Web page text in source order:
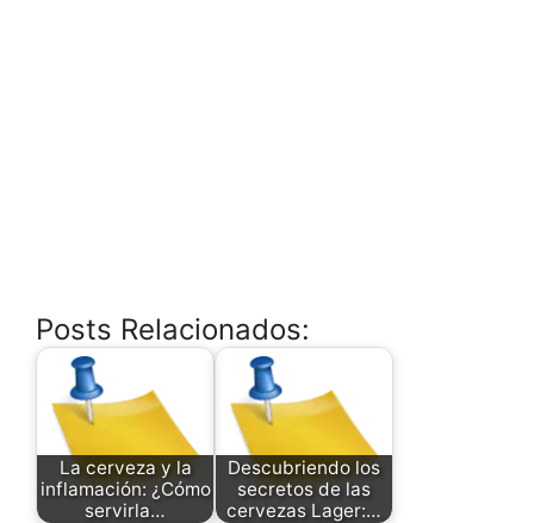
Posts Relacionados:
La cerveza y la
inflamación: ¿Cómo
servirla…
Descubriendo los
secretos de las
cervezas Lager:…